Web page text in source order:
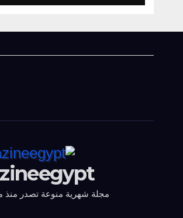
مجلة شهرية منوعة تصدر منذ مارس 1992 عن النادى